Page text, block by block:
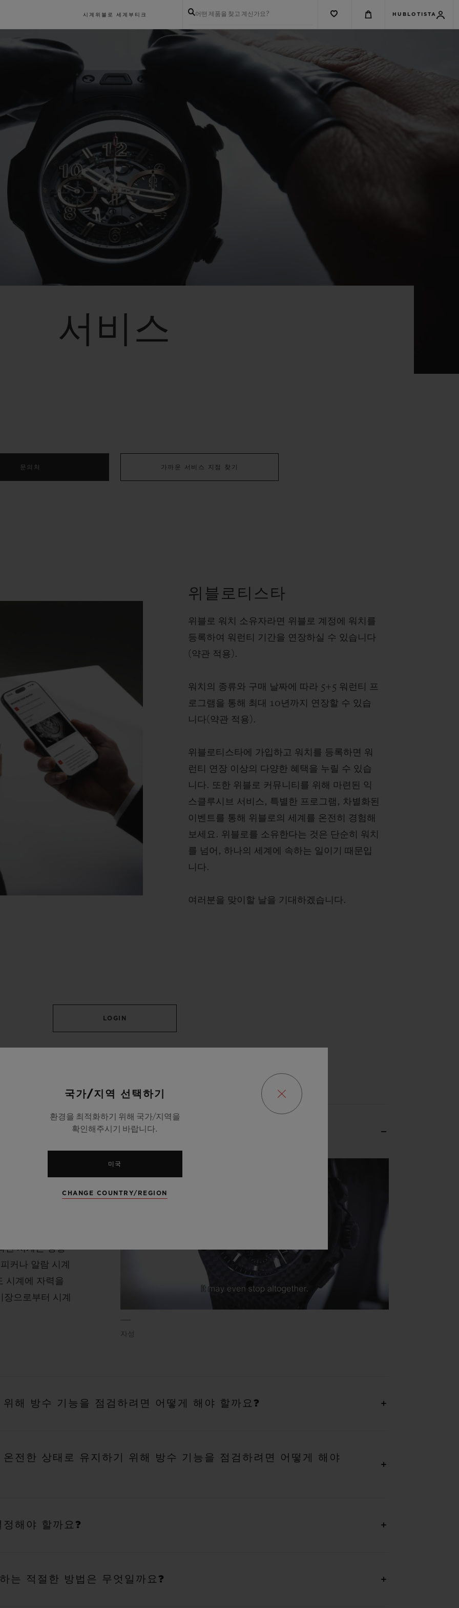
시계 위블로 세계 부티크 어떤 제품을 찾고 계신가요? HUBLOTISTA
서비스
문의처 가까운 서비스 지점 찾기
위블로티스타
위블로 워치 소유자라면 위블로 계정에 워치를
등록하여 워런티 기간을 연장하실 수 있습니다
(약관 적용).
워치의 종류와 구매 날짜에 따라 5+5 워런티 프
로그램을 통해 최대 10년까지 연장할 수 있습
니다(약관 적용).
위블로티스타에 가입하고 워치를 등록하면 워
런티 연장 이상의 다양한 혜택을 누릴 수 있습
니다. 또한 위블로 커뮤니티를 위해 마련된 익
스클루시브 서비스, 특별한 프로그램, 차별화된
이벤트를 통해 위블로의 세계를 온전히 경험해
보세요. 위블로를 소유한다는 것은 단순히 워치
를 넘어, 하나의 세계에 속하는 일이기 때문입
니다.
여러분을 맞이할 날을 기대하겠습니다.
LOGIN
려지거나 가속화
면 시계는 영향
커나 알람 시계
시계에 자력을
으로부터 시계
Play
Video
자성
해 방수 기능을 점검하려면 어떻게 해야 할까요?
전한 상태로 유지하기 위해 방수 기능을 점검하려면 어떻게 해야
해야 할까요?
는 적절한 방법은 무엇일까요?
국가/지역 선택하기
환경을 최적화하기 위해 국가/지역을
확인해주시기 바랍니다.
미국
CHANGE COUNTRY/REGION
피치 세라믹
스피릿 오브 빅뱅
에센셜 토프
온라인 익스클루시브
무료 배송 & 반품